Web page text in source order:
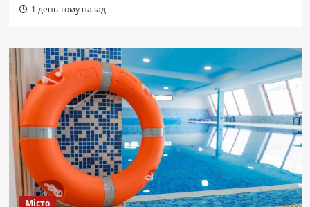
1 день тому назад
Місто